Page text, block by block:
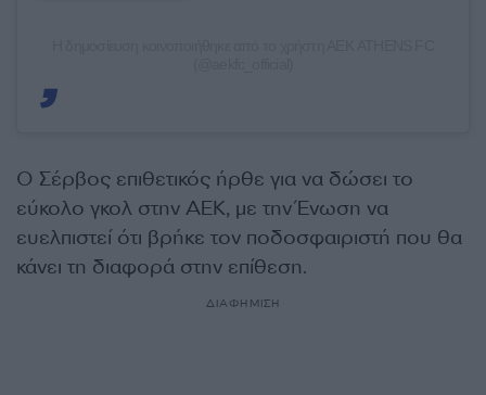
Ο Σέρβος επιθετικός ήρθε για να δώσει το
εύκολο γκολ στην ΑΕΚ, με την Ένωση να
ευελπιστεί ότι βρήκε τον ποδοσφαιριστή που θα
κάνει τη διαφορά στην επίθεση.
ΔΙΑΦΗΜΙΣΗ